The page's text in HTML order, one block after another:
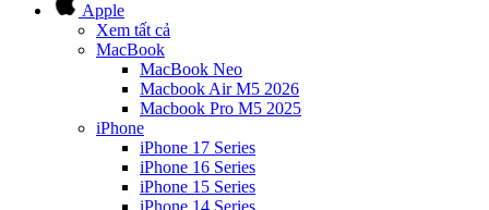
Apple
Xem tất cả
MacBook
MacBook Neo
Macbook Air M5 2026
Macbook Pro M5 2025
iPhone
iPhone 17 Series
iPhone 16 Series
iPhone 15 Series